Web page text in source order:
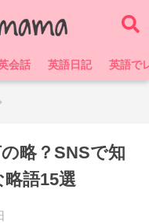
会話 英語日記 英語で
略？SNSで知
語15選